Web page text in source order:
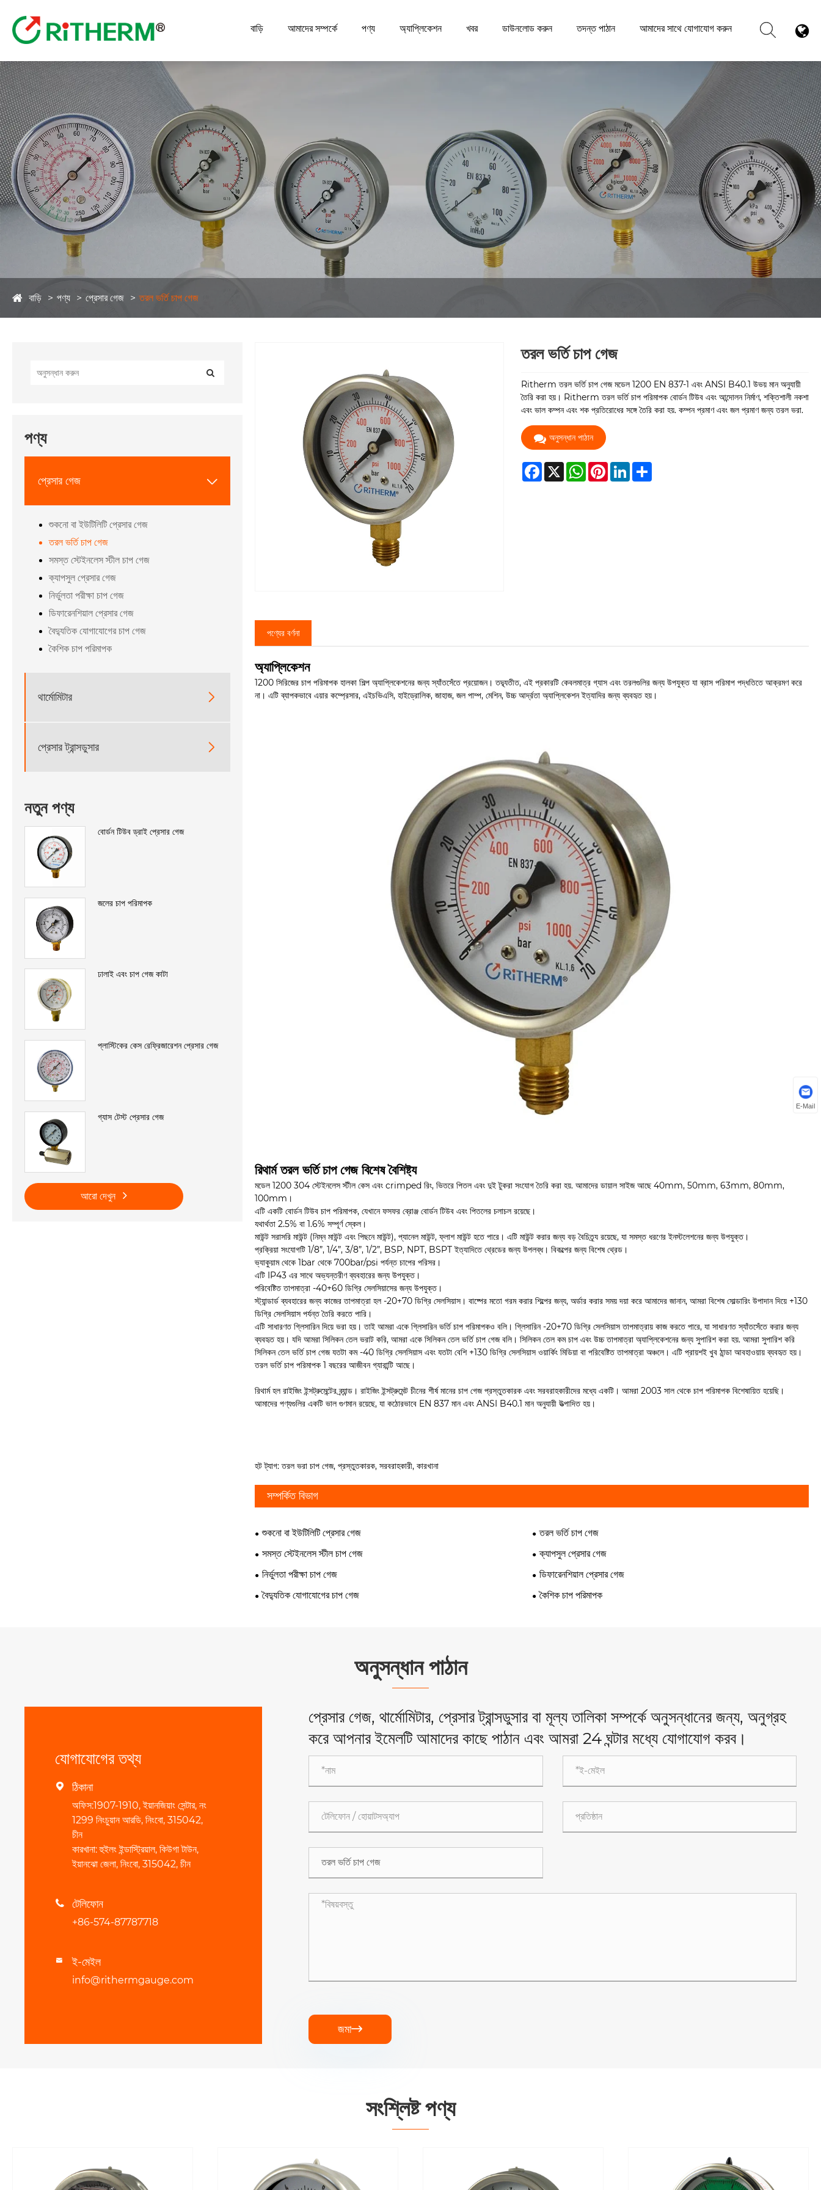
বাড়ি আমাদের সম্পর্কে পণ্য অ্যাপ্লিকেশন খবর ডাউনলোড করুন তদন্ত পাঠান আমাদের সাথে যোগাযোগ করুন
বাড়ি পণ্য প্রেসার গেজ তরল ভর্তি চাপ গেজ
পণ্য
প্রেসার গেজ 
শুকনো বা ইউটিলিটি প্রেসার গেজ
তরল ভর্তি চাপ গেজ
সমস্ত স্টেইনলেস স্টীল চাপ গেজ
ক্যাপসুল প্রেসার গেজ
নির্ভুলতা পরীক্ষা চাপ গেজ
ডিফারেনশিয়াল প্রেসার গেজ
বৈদ্যুতিক যোগাযোগের চাপ গেজ
কৈশিক চাপ পরিমাপক
থার্মোমিটার 
প্রেসার ট্রান্সডুসার 
নতুন পণ্য
বোর্ডন টিউব ড্রাই প্রেসার গেজ
জলের চাপ পরিমাপক
ঢালাই এবং চাপ গেজ কাটা
প্লাস্টিকের কেস রেফ্রিজারেশন প্রেসার গেজ
গ্যাস টেস্ট প্রেসার গেজ
আরো দেখুন
তরল ভর্তি চাপ গেজ
Ritherm তরল ভর্তি চাপ গেজ মডেল 1200 EN 837-1 এবং ANSI B40.1 উভয় মান অনুযায়ী
তৈরি করা হয়। Ritherm তরল ভর্তি চাপ পরিমাপক বোর্ডন টিউব এবং আন্দোলন নির্মাণ, শক্তিশালী নকশা
এবং ভাল কম্পন এবং শক প্রতিরোধের সঙ্গে তৈরি করা হয়. কম্পন প্রমাণ এবং জল প্রমাণ জন্য তরল ভরা.
অনুসন্ধান পাঠান
Facebook
X WhatsApp
PinterestLinkedInShare
পণ্যের বর্ণনা
অ্যাপ্লিকেশন
1200 সিরিজের চাপ পরিমাপক হালকা শিল্প অ্যাপ্লিকেশনের জন্য স্যাঁতসেঁতে প্রয়োজন। তদ্ব্যতীত, এই প্রকারটি কেবলমাত্র গ্যাস এবং তরলগুলির জন্য উপযুক্ত যা ব্রাস পরিমাপ পদ্ধতিতে আক্রমণ করে
না। এটি ব্যাপকভাবে এয়ার কম্প্রেসার, এইচভিএসি, হাইড্রোলিক, জাহাজ, জল পাম্প, মেশিন, উচ্চ আর্দ্রতা অ্যাপ্লিকেশন ইত্যাদির জন্য ব্যবহৃত হয়।
রিথার্ম তরল ভর্তি চাপ গেজ বিশেষ বৈশিষ্ট্য
মডেল 1200 304 স্টেইনলেস স্টীল কেস এবং crimped রিং, ভিতরে পিতল এবং দুই টুকরা সংযোগ তৈরি করা হয়. আমাদের ডায়াল সাইজ আছে 40mm, 50mm, 63mm, 80mm,
100mm।
এটি একটি বোর্ডন টিউব চাপ পরিমাপক, যেখানে ফসফর ব্রোঞ্জ বোর্ডন টিউব এবং পিতলের চলাচল রয়েছে।
যথার্থতা 2.5% বা 1.6% সম্পূর্ণ স্কেল।
মাউন্ট সরাসরি মাউন্ট (নিম্ন মাউন্ট এবং পিছনে মাউন্ট), প্যানেল মাউন্ট, ফ্লাশ মাউন্ট হতে পারে। এটি মাউন্ট করার জন্য বড় বৈচিত্র্য রয়েছে, যা সমস্ত ধরণের ইনস্টলেশনের জন্য উপযুক্ত।
প্রক্রিয়া সংযোগটি 1/8”, 1/4”, 3/8”, 1/2”, BSP, NPT, BSPT ইত্যাদিতে থ্রেডের জন্য উপলব্ধ। বিকল্পের জন্য বিশেষ থ্রেড।
ভ্যাকুয়াম থেকে 1bar থেকে 700bar/psi পর্যন্ত চাপের পরিসর।
এটি IP43 এর সাথে অভ্যন্তরীণ ব্যবহারের জন্য উপযুক্ত।
পরিবেষ্টিত তাপমাত্রা -40+60 ডিগ্রি সেলসিয়াসের জন্য উপযুক্ত।
স্ট্যান্ডার্ড ব্যবহারের জন্য কাজের তাপমাত্রা হল -20+70 ডিগ্রি সেলসিয়াস। বাষ্পের মতো গরম করার শিল্পের জন্য, অর্ডার করার সময় দয়া করে আমাদের জানান, আমরা বিশেষ সোল্ডারিং উপাদান দিয়ে +130
ডিগ্রি সেলসিয়াস পর্যন্ত তৈরি করতে পারি।
এটি সাধারণত গ্লিসারিন দিয়ে ভরা হয়। তাই আমরা একে গ্লিসারিন ভর্তি চাপ পরিমাপকও বলি। গ্লিসারিন -20+70 ডিগ্রি সেলসিয়াস তাপমাত্রায় কাজ করতে পারে, যা সাধারণত স্যাঁতসেঁতে করার জন্য
ব্যবহৃত হয়। যদি আমরা সিলিকন তেল ভরাট করি, আমরা একে সিলিকন তেল ভর্তি চাপ গেজ বলি। সিলিকন তেল কম চাপ এবং উচ্চ তাপমাত্রা অ্যাপ্লিকেশনের জন্য সুপারিশ করা হয়. আমরা সুপারিশ করি
সিলিকন তেল ভর্তি চাপ গেজ যতটা কম -40 ডিগ্রি সেলসিয়াস এবং যতটা বেশি +130 ডিগ্রি সেলসিয়াস ওয়ার্কিং মিডিয়া বা পরিবেষ্টিত তাপমাত্রা অঞ্চলে। এটি প্রায়শই খুব ঠান্ডা আবহাওয়ায় ব্যবহৃত হয়।
তরল ভর্তি চাপ পরিমাপক 1 বছরের আজীবন গ্যারান্টি আছে।
রিথার্ম হল রাইজিং ইন্সট্রুমেন্টের ব্র্যান্ড। রাইজিং ইন্সট্রুমেন্ট চীনের শীর্ষ মানের চাপ গেজ প্রস্তুতকারক এবং সরবরাহকারীদের মধ্যে একটি। আমরা 2003 সাল থেকে চাপ পরিমাপক বিশেষায়িত হয়েছি।
আমাদের পণ্যগুলির একটি ভাল গুণমান রয়েছে, যা কঠোরভাবে EN 837 মান এবং ANSI B40.1 মান অনুযায়ী উত্পাদিত হয়।
হট ট্যাগ: তরল ভরা চাপ গেজ, প্রস্তুতকারক, সরবরাহকারী, কারখানা
সম্পর্কিত বিভাগ
শুকনো বা ইউটিলিটি প্রেসার গেজ
তরল ভর্তি চাপ গেজ
সমস্ত স্টেইনলেস স্টীল চাপ গেজ
ক্যাপসুল প্রেসার গেজ
নির্ভুলতা পরীক্ষা চাপ গেজ
ডিফারেনশিয়াল প্রেসার গেজ
বৈদ্যুতিক যোগাযোগের চাপ গেজ
কৈশিক চাপ পরিমাপক
অনুসন্ধান পাঠান
যোগাযোগের তথ্য
 ঠিকানা
অফিস:1907-1910, ইয়ানজিয়াং সেন্টার, নং
1299 নিংচুয়ান আরডি, নিংবো, 315042,
চীন
কারখানা: হুইলং ইন্ডাস্ট্রিয়াল, কিউগা টাউন,
ইয়ানঝো জেলা, নিংবো, 315042, চীন
 টেলিফোন
+86-574-87787718
 ই-মেইল
info@rithermgauge.com
প্রেসার গেজ, থার্মোমিটার, প্রেসার ট্রান্সডুসার বা মূল্য তালিকা সম্পর্কে অনুসন্ধানের জন্য, অনুগ্রহ
করে আপনার ইমেলটি আমাদের কাছে পাঠান এবং আমরা 24 ঘন্টার মধ্যে যোগাযোগ করব।
জমা
সংশ্লিষ্ট পণ্য
E-Mail